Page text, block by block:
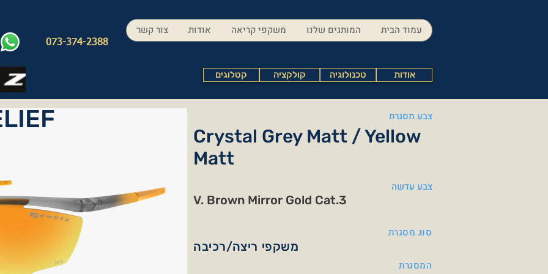
073-374-2388
עמוד הבית המותגים שלנו משקפי קריאה אודות צור קשר
קטלוגים קולקציה טכנולוגיה אודות
צבע מסגרת
Crystal Grey Matt / Yellow
Matt
צבע עדשה
V. Brown Mirror Gold Cat.3
סוג מסגרת
משקפי ריצה/רכיבה
המסגרת